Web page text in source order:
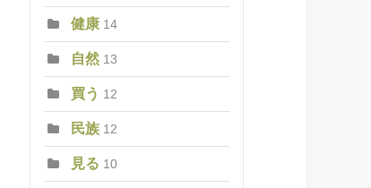
健康 14
自然 13
買う 12
民族 12
見る 10